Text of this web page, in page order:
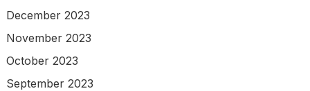
December 2023
November 2023
October 2023
September 2023